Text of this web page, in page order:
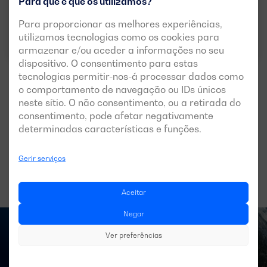
Para proporcionar as melhores experiências,
utilizamos tecnologias como os cookies para
armazenar e/ou aceder a informações no seu
dispositivo. O consentimento para estas
tecnologias permitir-nos-á processar dados como
o comportamento de navegação ou IDs únicos
neste sítio. O não consentimento, ou a retirada do
consentimento, pode afetar negativamente
determinadas características e funções.
Gerir serviços
Aceitar
Negar
Ver preferências
Descarregar ficha técnica
Ver mais modelos